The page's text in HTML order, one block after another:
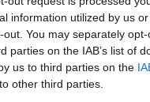
information utilized by us
You may separately
parties on the IAB’s list of
us to third parties on the
other third parties.
των χοίρων